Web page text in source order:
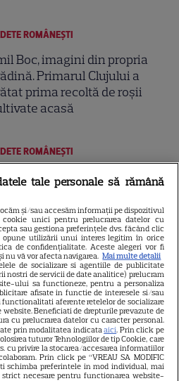
ROMÂNEŞTI
Boc, imagini din propria
Primarul Clujului a
prima recoltă de roșii
acasă
ROMÂNEŞTI
din România care au
senzație pe plajă în 2026.
mai spectaculoase
în costum de baie
ROMÂNEŞTI
Rădulescu împlinește
de ani. Povestea uneia
cele mai iubite vedete
și marea iubire alături de
Baumgartner
tale personale să rămână
și/sau accesăm informații pe dispozitivul
cookie unici pentru prelucrarea datelor cu
sau gestiona preferințele dvs. făcând clic
opune utilizării unui interes legitim în orice
de confidențialitate. Aceste alegeri vor fi
nu vă vor afecta navigarea. Mai multe detalii
de socializare si agentiile de publicitate
nostri de servicii de date analitice) prelucram
ului sa functioneze, pentru a personaliza
afisate in functie de interesele si/sau
functionalitati aferente retelelor de socializare
Beneficiati de drepturile prevazute de
cu prelucrarea datelor cu caracter personal.
prin modalitatea indicataaici. Prin click pe
tuturor Tehnologiilor de tip Cookie, care
cu privire la stocarea/accesarea informatiilor
Prin click pe “VREAU SA MODIFIC
schimba preferintele in mod individual, mai
necesare pentru functionarea website-